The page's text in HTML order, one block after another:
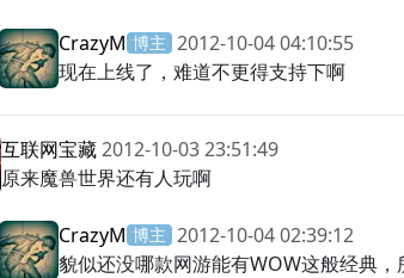
CrazyM 博主 2012-10-04 04:10:55
现在上线了，难道不更得支持下啊
互联网宝藏2012-10-03 23:51:49
原来魔兽世界还有人玩啊
CrazyM 博主 2012-10-04 02:39:12
貌似还没哪款网游能有WOW这般经典